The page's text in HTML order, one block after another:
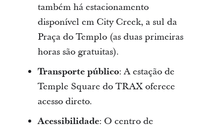
também há estacionamento
disponível em City Creek, a sul da
Praça do Templo (as duas primeiras
horas são gratuitas).
Transporte público: A estação de
Temple Square do TRAX oferece
acesso direto.
Acessibilidade: O centro de